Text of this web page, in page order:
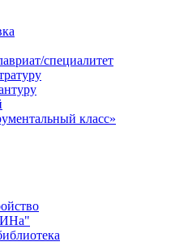
специалитет
класс»